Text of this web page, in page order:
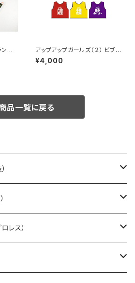
ダ
アップアップガールズ（２） ビブス
2026ver.
¥4,000
品一覧に戻る
レス）